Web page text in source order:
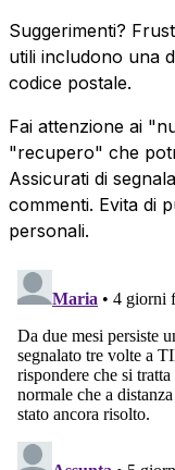
Suggerimenti?
utili includono una
codice postale.
Fai attenzione ai
"recupero" che
Assicurati di
commenti. Evita di
personali.